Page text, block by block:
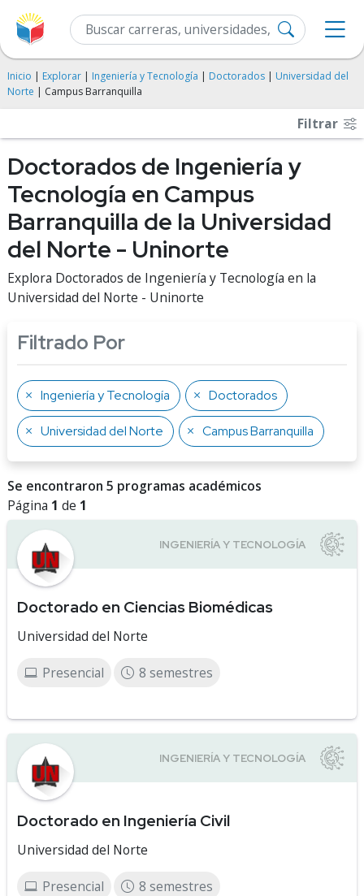
Inicio | Explorar | Ingeniería y Tecnología | Doctorados | Universidad del
Norte | Campus Barranquilla
Filtrar
Doctorados de Ingeniería y
Tecnología en Campus
Barranquilla de la Universidad
del Norte - Uninorte
Explora Doctorados de Ingeniería y Tecnología en la
Universidad del Norte - Uninorte
Filtrado Por
Ingeniería y Tecnología Doctorados
Universidad del Norte Campus Barranquilla
Se encontraron 5 programas académicos
Página 1 de 1
Doctorado en Ciencias Biomédicas
Universidad del Norte
Presencial 8 semestres
Doctorado en Ingeniería Civil
Universidad del Norte
Presencial 8 semestres